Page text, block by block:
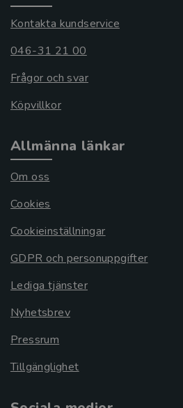
Kontakta kundservice
046-31 21 00
Frågor och svar
Köpvillkor
Allmänna länkar
Om oss
Cookies
Cookieinställningar
GDPR och personuppgifter
Lediga tjänster
Nyhetsbrev
Pressrum
Tillgänglighet